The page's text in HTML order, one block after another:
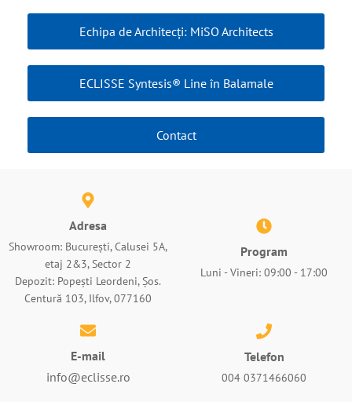
Echipa de Architecți: MiSO Architects
ECLISSE Syntesis® Line în Balamale
Contact
Adresa
Showroom: București, Calusei 5A,
etaj 2&3, Sector 2
Depozit: Popești Leordeni, Șos.
Centură 103, Ilfov, 077160
Program
Luni - Vineri: 09:00 - 17:00
E-mail
info@eclisse.ro
Telefon
004 0371466060